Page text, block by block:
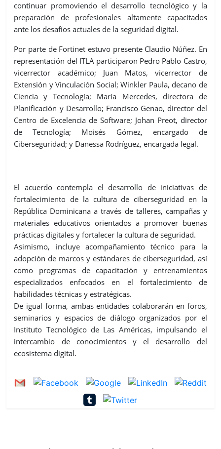
continuar promoviendo el desarrollo tecnológico y la
preparación de profesionales altamente capacitados
ante los desafíos actuales de la seguridad digital.
Por parte de Fortinet estuvo presente Claudio Núñez. En
representación del ITLA participaron Pedro Pablo Castro,
vicerrector académico; Juan Matos, vicerrector de
Extensión y Vinculación Social; Winkler Paula, decano de
Ciencia y Tecnología; María Mercedes, directora de
Planificación y Desarrollo; Francisco Genao, director del
Centro de Excelencia de Software; Johan Preot, director
de Tecnología; Moisés Gómez, encargado de
Ciberseguridad; y Danessa Rodríguez, encargada legal.
El acuerdo contempla el desarrollo de iniciativas de
fortalecimiento de la cultura de ciberseguridad en la
República Dominicana a través de talleres, campañas y
materiales educativos orientados a promover buenas
prácticas digitales y fortalecer la cultura de seguridad.
Asimismo, incluye acompañamiento técnico para la
adopción de marcos y estándares de ciberseguridad, así
como programas de capacitación y entrenamientos
especializados enfocados en el fortalecimiento de
habilidades técnicas y estratégicas.
De igual forma, ambas entidades colaborarán en foros,
seminarios y espacios de diálogo organizados por el
Instituto Tecnológico de Las Américas, impulsando el
intercambio de conocimientos y el desarrollo del
ecosistema digital.